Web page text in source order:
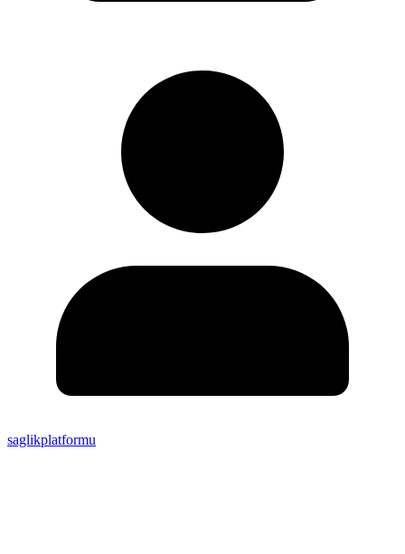
saglikplatformu